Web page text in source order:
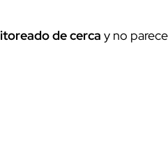
de cerca y no